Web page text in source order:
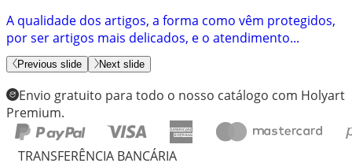
A qualidade dos artigos, a forma como vêm protegidos,
por ser artigos mais delicados, e o atendimento...
Previous slide Next slide
Envio gratuito para todo o nosso catálogo com Holyart
Premium.
TRANSFERÊNCIA BANCÁRIA